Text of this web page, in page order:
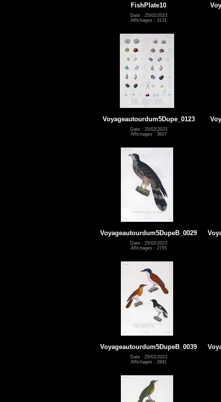
FishPlate10
Date : 25/02/2023
Affichages : 3131
Voyageautourdum5Dupe_0123
Date : 25/02/2023
Affichages : 3607
Voyageautourdum5DupeB_0029
Date : 25/02/2023
Affichages : 2755
Voyageautourdum5DupeB_0039
Date : 25/02/2023
Affichages : 2841